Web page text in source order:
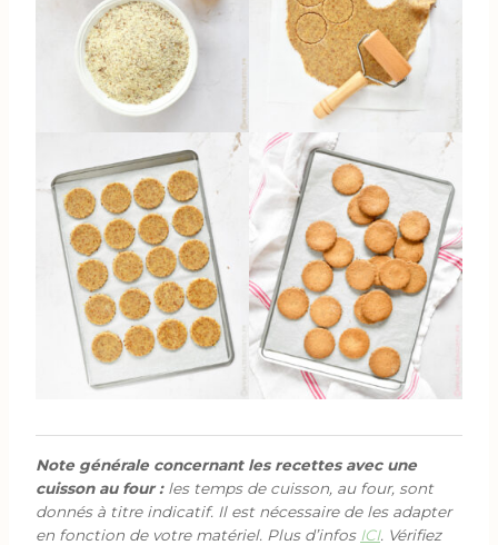
Note générale concernant les recettes avec une
cuisson au four :les temps de cuisson, au four, sont
donnés à titre indicatif. Il est nécessaire de les adapter
en fonction de votre matériel. Plus d’infos ICI. Vérifiez